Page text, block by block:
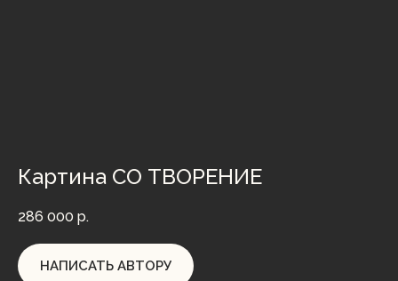
Картина СО ТВОРЕНИЕ
286 000 р.
НАПИСАТЬ АВТОРУ